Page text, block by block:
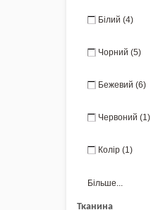
Білий (4)
Чорний (5)
Бежевий (6)
Червоний (1)
Колір (1)
Більше...
Тканина